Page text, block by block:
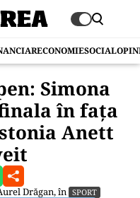
ECONOMIESOCIAL
Simona
în fața
Anett
Drăgan, în SPORT